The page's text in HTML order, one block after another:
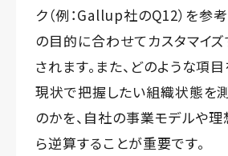
ク（例：Gallup社のQ12）を参
の目的に合わせてカスタマイ
されます。また、どのような項
現状で把握したい組織状態を
のかを、自社の事業モデルや
ら逆算することが重要です。